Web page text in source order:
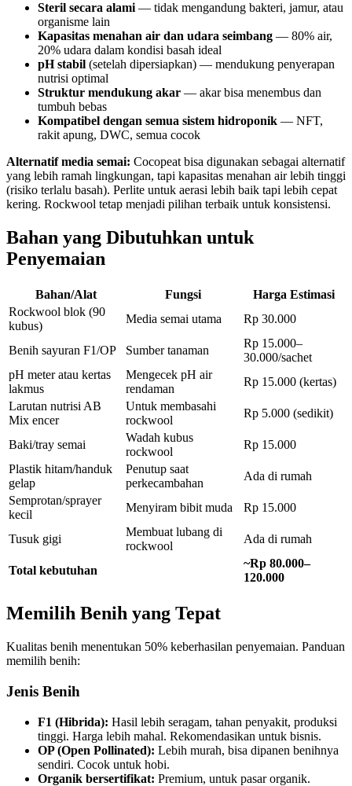
Steril secara alami— tidak mengandung bakteri, jamur, atau
organisme lain
Kapasitas menahan air dan udara seimbang — 80% air,
20% udara dalam kondisi basah ideal
pH stabil (setelah dipersiapkan) — mendukung penyerapan
nutrisi optimal
Struktur mendukung akar — akar bisa menembus dan
tumbuh bebas
Kompatibel dengan semua sistem hidroponik — NFT,
rakit apung, DWC, semua cocok
Alternatif media semai: Cocopeat bisa digunakan sebagai alternatif
yang lebih ramah lingkungan, tapi kapasitas menahan air lebih tinggi
(risiko terlalu basah). Perlite untuk aerasi lebih baik tapi lebih cepat
kering. Rockwool tetap menjadi pilihan terbaik untuk konsistensi.
Bahan yang Dibutuhkan untuk
Penyemaian
Bahan/Alat Fungsi
Harga Estimasi
Rockwool blok (90
kubus)
Media semai utama Rp 30.000
Benih sayuran F1/OP Sumber tanaman
Rp 15.000–
30.000/sachet
pH meter atau kertas
lakmus
Mengecek pH air
rendaman
Rp 15.000 (kertas)
Larutan nutrisi AB
Mix encer
Untuk membasahi
rockwool
Rp 5.000 (sedikit)
Baki/tray semai
Wadah kubus
rockwool
Rp 15.000
Plastik hitam/handuk
gelap
Penutup saat
perkecambahan
Ada di rumah
Semprotan/sprayer
kecil
Menyiram bibit muda Rp 15.000
Tusuk gigi
Membuat lubang di
rockwool
Ada di rumah
Total kebutuhan
~Rp 80.000–
120.000
Memilih Benih yang Tepat
Kualitas benih menentukan 50% keberhasilan penyemaian. Panduan
memilih benih:
Jenis Benih
F1 (Hibrida): Hasil lebih seragam, tahan penyakit, produksi
tinggi. Harga lebih mahal. Rekomendasikan untuk bisnis.
OP (Open Pollinated): Lebih murah, bisa dipanen benihnya
sendiri. Cocok untuk hobi.
Organik bersertifikat: Premium, untuk pasar organik.